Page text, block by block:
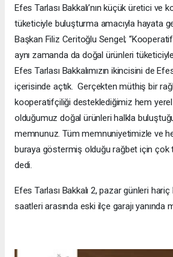
Efes Tarlası Bakkalı’nın küçük üretici ve
tüketiciyle buluşturma amacıyla hayata
Başkan Filiz Ceritoğlu Sengel;
aynı zamanda da doğal ürünleri
Efes Tarlası Bakkalımızın ikincisini de
içerisinde açtık. Gerçekten müthiş bir
kooperatifçiliği desteklediğimiz hem
olduğumuz doğal ürünleri halkla
memnunuz. Tüm memnuniyetimizle ve
buraya göstermiş olduğu rağbet için çok
dedi.
Efes Tarlası Bakkalı 2, pazar günleri
saatleri arasında eski ilçe garajı yanında